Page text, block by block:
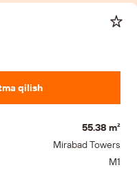
qilish
55.38 m²
Mirabad Towers
M1